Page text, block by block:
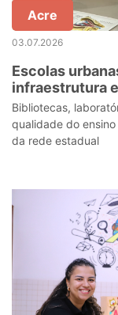
Acre
03.07.2026
Escolas
infraestrutura
aprendizagem
Bibliotecas,
qualidade do
da rede estadual